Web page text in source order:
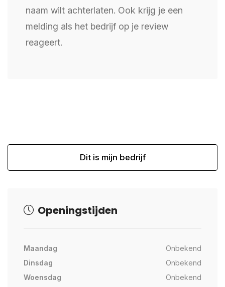
naam wilt achterlaten. Ook krijg je een
melding als het bedrijf op je review
reageert.
Dit is mijn bedrijf
Openingstijden
Maandag
Onbekend
Dinsdag
Onbekend
Woensdag
Onbekend